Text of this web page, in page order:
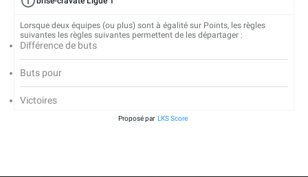
Lorsque deux équipes (ou plus) sont à égalité sur Points, les règles
suivantes les règles suivantes permettent de les départager :
Différence de buts
Buts pour
Victoires
Proposé par LKS Score